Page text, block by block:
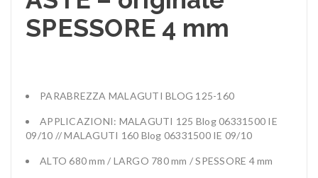
SPESSORE 4 mm
PARABREZZA MALAGUTI BLOG 125-160
APPLICAZIONI: MALAGUTI 125 Blog 06331500 IE
09/10 // MALAGUTI 160 Blog 06331500 IE 09/10
ALTO 680 mm / LARGO 780 mm / SPESSORE 4 mm